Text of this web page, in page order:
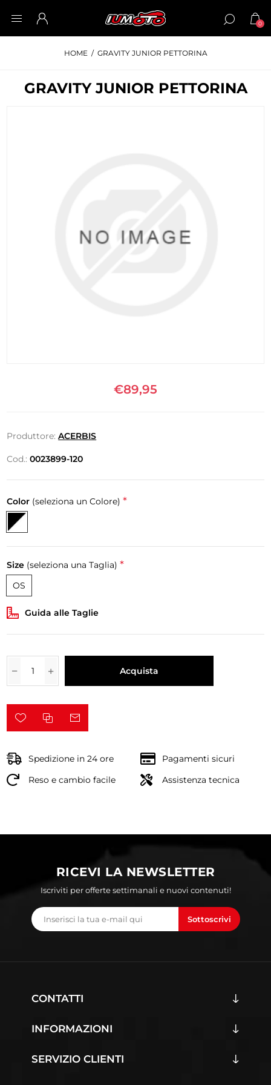
0
HOME / GRAVITY JUNIOR PETTORINA
GRAVITY JUNIOR PETTORINA
€89,95
Produttore: ACERBIS
Cod.: 0023899-120
Color (seleziona un Colore) *
Size (seleziona una Taglia) *
OS
Guida alle Taglie
Acquista
Spedizione in 24 ore
Pagamenti sicuri
Reso e cambio facile
Assistenza tecnica
RICEVI LA NEWSLETTER
Iscriviti per offerte settimanali e nuovi contenuti!
Sottoscrivi
CONTATTI
INFORMAZIONI
SERVIZIO CLIENTI